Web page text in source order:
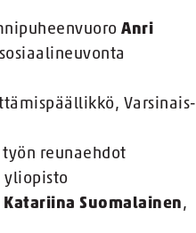
Anri
Varsinais-
työn reunaehdot
yliopisto
Katariina Suomalainen,